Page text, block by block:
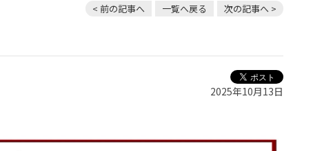
< 前の記事へ 一覧へ戻る 次の記事へ >
2025年10月13日